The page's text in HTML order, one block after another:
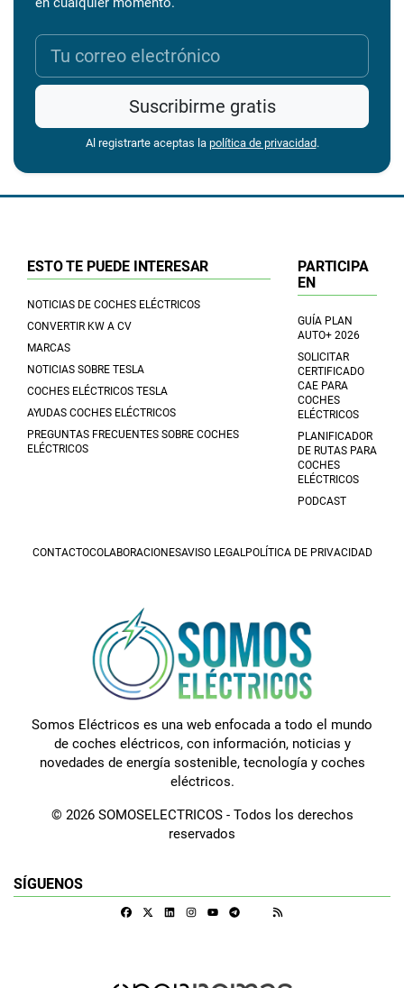
Suscribirme gratis
Al registrarte aceptas la política de privacidad.
ESTO TE PUEDE INTERESAR
NOTICIAS DE COCHES ELÉCTRICOS
CONVERTIR KW A CV
MARCAS
NOTICIAS SOBRE TESLA
COCHES ELÉCTRICOS TESLA
AYUDAS COCHES ELÉCTRICOS
PREGUNTAS FRECUENTES SOBRE COCHES
ELÉCTRICOS
PARTICIPA
EN
GUÍA PLAN
AUTO+ 2026
SOLICITAR
CERTIFICADO
CAE PARA
COCHES
ELÉCTRICOS
PLANIFICADOR
DE RUTAS PARA
COCHES
ELÉCTRICOS
PODCAST
CONTACTOCOLABORACIONESAVISO LEGAL POLÍTICA DE PRIVACIDAD
Somos Eléctricos es una web enfocada a todo el mundo
de coches eléctricos, con información, noticias y
novedades de energía sostenible, tecnología y coches
eléctricos.
© 2026 SOMOSELECTRICOS - Todos los derechos
reservados
SÍGUENOS
FacebookLinkedinInstagramTelegram
Google Discover